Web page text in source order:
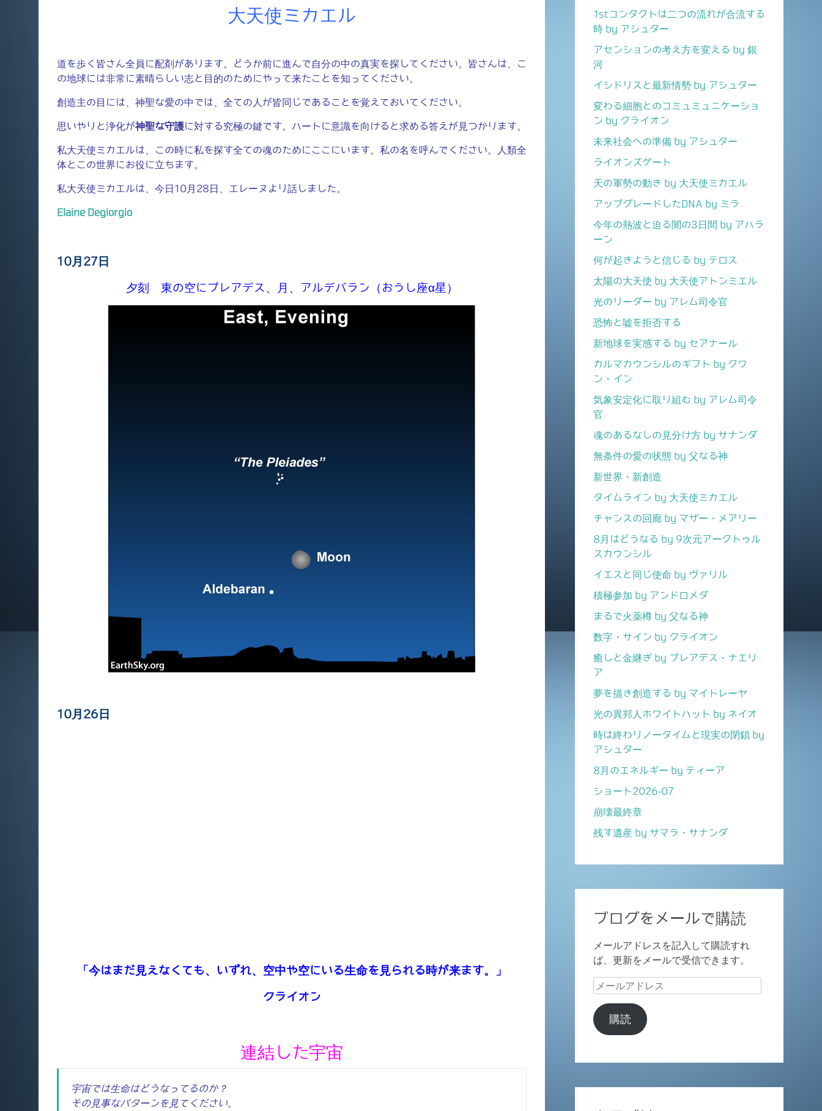
大天使ミカエル
道を歩く皆さん全員に配剤があります。どうか前に進んで自分の中の真実を探してください。皆さんは、こ
の地球には非常に素晴らしい志と目的のためにやって来たことを知ってください。
創造主の目には、神聖な愛の中では、全ての人が皆同じであることを覚えておいてください。
思いやりと浄化が神聖な守護に対する究極の鍵です。ハートに意識を向けると求める答えが見つかります。
私大天使ミカエルは、この時に私を探す全ての魂のためにここにいます。私の名を呼んでください。人類全
体とこの世界にお役に立ちます。
私大天使ミカエルは、今日10月28日、エレーヌより話しました。
Elaine Degiorgio
10月27日
夕刻 東の空にプレアデス、月、アルデバラン（おうし座α星）
10月26日
「今はまだ見えなくても、いずれ、空中や空にいる生命を見られる時が来ます。」
クライオン
連結した宇宙
宇宙では生命はどうなってるのか？
その見事なパターンを見てください。
1stコンタクトは二つの流れが合流する
時 by アシュター
アセンションの考え方を変える by 銀
河
イシドリスと最新情勢 by アシュター
変わる細胞とのコミュミュニケーショ
ン by クライオン
未来社会への準備 by アシュター
ライオンズゲート
天の軍勢の動き by 大天使ミカエル
アップグレードしたDNA by ミラ
今年の熱波と迫る闇の3日間 by アハラ
ーン
何が起きようと信じる by テロス
太陽の大天使 by 大天使アトンミエル
光のリーダー by アレム司令官
恐怖と嘘を拒否する
新地球を実感する by セアナール
カルマカウンシルのギフト by クワ
ン・イン
気象安定化に取り組む by アレム司令
官
魂のあるなしの見分け方 by サナンダ
無条件の愛の状態 by 父なる神
新世界・新創造
タイムライン by 大天使ミカエル
チャンスの回廊 by マザー・メアリー
8月はどうなる by 9次元アークトゥル
スカウンシル
イエスと同じ使命 by ヴァリル
積極参加 by アンドロメダ
まるで火薬樽 by 父なる神
数字・サイン by クライオン
癒しと金継ぎ by プレアデス・ナエリ
ア
夢を描き創造する by マイトレーヤ
光の異邦人ホワイトハット by ネイオ
時は終わりノータイムと現実の閉鎖 by
アシュター
8月のエネルギー by ティーア
ショート2026-07
崩壊最終章
残す遺産 by サマラ・サナンダ
ブログをメールで購読
メールアドレスを記入して購読すれ
ば、更新をメールで受信できます。
メ
ル
ア
購読